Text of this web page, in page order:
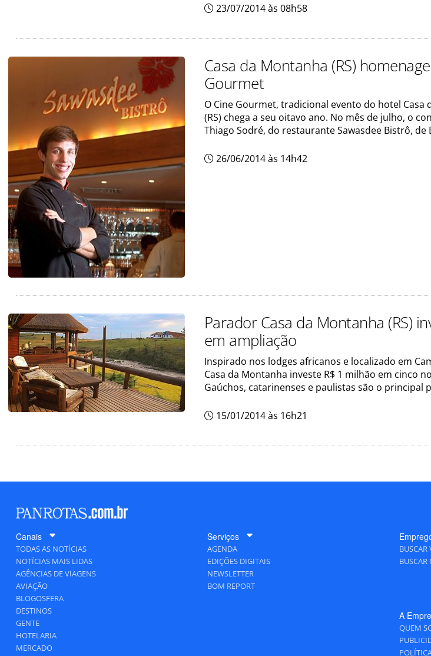
23/07/2014 às 08h58
Casa da Montanha (RS)
Gourmet
O Cine Gourmet, tradicional evento do hotel Casa
(RS) chega a seu oitavo ano. No mês de julho, o
Thiago Sodré, do restaurante Sawasdee Bistrô, de
26/06/2014 às 14h42
Parador Casa da Montanha (RS)
em ampliação
Inspirado nos lodges africanos e localizado em
Casa da Montanha investe R$ 1 milhão em cinco
Gaúchos, catarinenses e paulistas são o principal
15/01/2014 às 16h21
Canais
TODAS AS NOTÍCIAS
NOTÍCIAS MAIS LIDAS
AGÊNCIAS DE VIAGENS
AVIAÇÃO
BLOGOSFERA
DESTINOS
GENTE
HOTELARIA
MERCADO
Serviços
AGENDA
EDIÇÕES DIGITAIS
NEWSLETTER
BOM REPORT
BUSCAR
BUSCAR
A
QUEM